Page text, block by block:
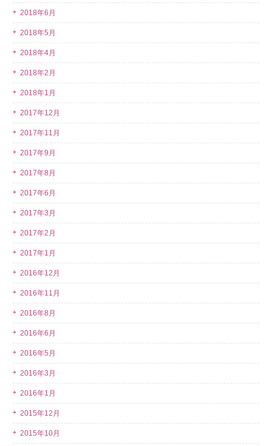
2018年6月
2018年5月
2018年4月
2018年2月
2018年1月
2017年12月
2017年11月
2017年9月
2017年8月
2017年6月
2017年3月
2017年2月
2017年1月
2016年12月
2016年11月
2016年8月
2016年6月
2016年5月
2016年3月
2016年1月
2015年12月
2015年10月